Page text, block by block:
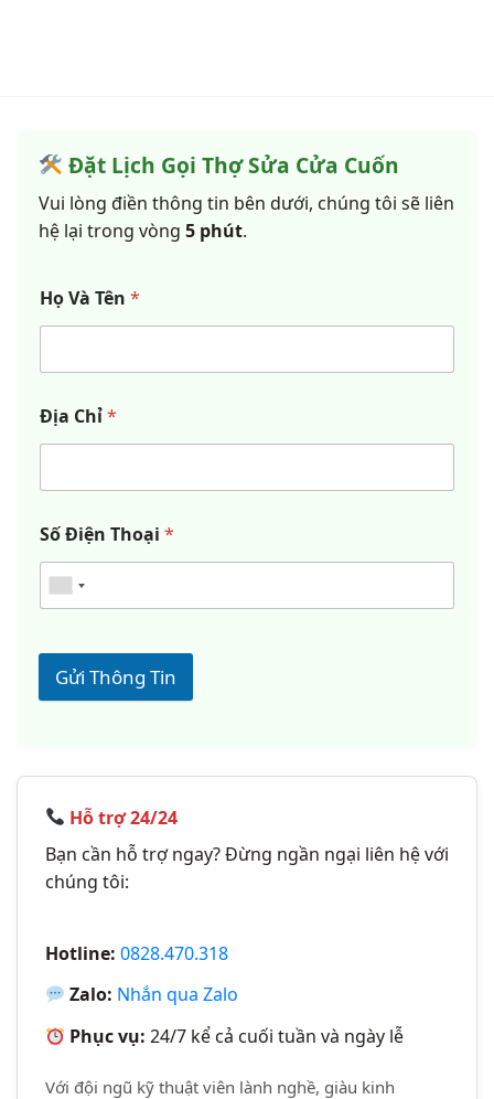
Đặt Lịch Gọi Thợ Sửa Cửa Cuốn
Vui lòng điền thông tin bên dưới, chúng tôi sẽ liên
hệ lại trong vòng 5 phút.
Họ Và Tên *
Địa Chỉ*
Số Điện Thoại *
Gửi Thông Tin
Hỗ trợ 24/24
Bạn cần hỗ trợ ngay? Đừng ngần ngại liên hệ với
chúng tôi:
Hotline: 0828.470.318
Zalo: Nhắn qua Zalo
Phục vụ: 24/7 kể cả cuối tuần và ngày lễ
Với đội ngũ kỹ thuật viên lành nghề, giàu kinh